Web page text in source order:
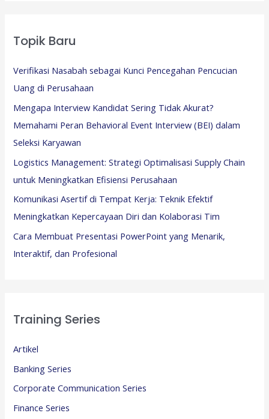
Topik Baru
Verifikasi Nasabah sebagai Kunci Pencegahan Pencucian
Uang di Perusahaan
Mengapa Interview Kandidat Sering Tidak Akurat?
Memahami Peran Behavioral Event Interview (BEI) dalam
Seleksi Karyawan
Logistics Management: Strategi Optimalisasi Supply Chain
untuk Meningkatkan Efisiensi Perusahaan
Komunikasi Asertif di Tempat Kerja: Teknik Efektif
Meningkatkan Kepercayaan Diri dan Kolaborasi Tim
Cara Membuat Presentasi PowerPoint yang Menarik,
Interaktif, dan Profesional
Training Series
Artikel
Banking Series
Corporate Communication Series
Finance Series